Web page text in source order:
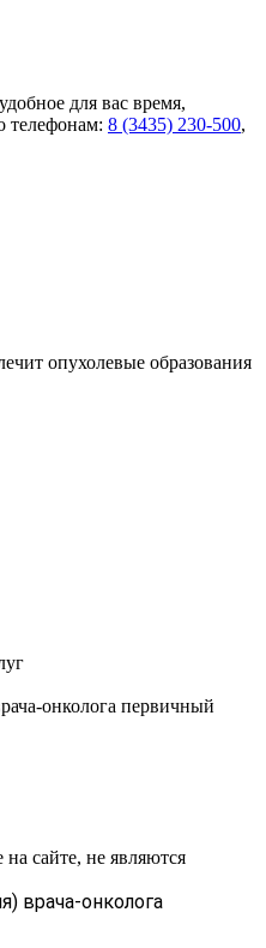
для вас время,
телефонам: 8 (3435) 230-500,
опухолевые образования
онколога первичный
сайте, не являются
врача-онколога